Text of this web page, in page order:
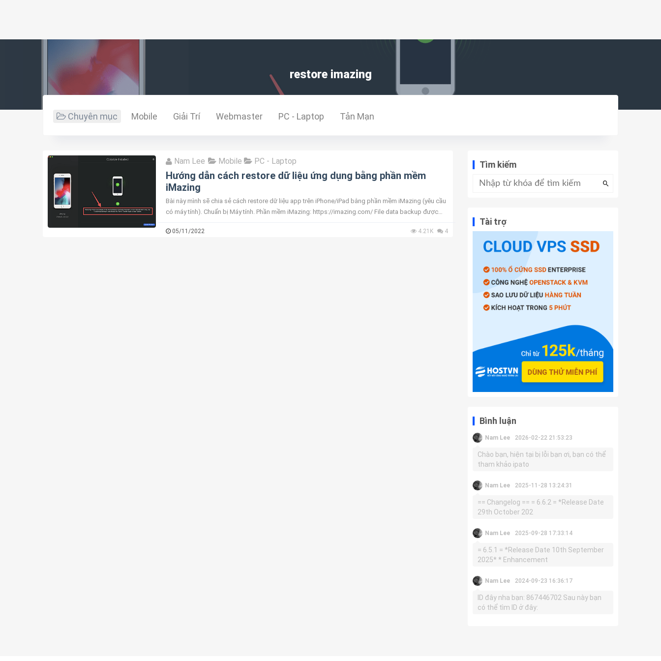
restore imazing
Chuyên mục Mobile Giải Trí Webmaster PC - Laptop Tản Mạn
Nam Lee Mobile PC - Laptop
Hướng dẫn cách restore dữ liệu ứng dụng bằng phần mềm
iMazing
Bài này mình sẽ chia sẻ cách restore dữ liệu app trên iPhone/iPad bằng phần mềm iMazing (yêu cầu
có máy tính). Chuẩn bị Máy tính. Phần mềm iMazing: https://imazing.com/ File data backup được
05/11/2022 4.21K 4
Tìm kiếm
Tài trợ
Bình luận
Nam Lee 2026-02-22 21:53:23
Chào bạn, hiện tại bị lỗi bạn ơi, bạn có thể
tham khảo ipato
Nam Lee 2025-11-28 13:24:31
== Changelog == = 6.6.2 = *Release Date
29th October 202
Nam Lee 2025-09-28 17:33:14
= 6.5.1 = *Release Date 10th September
2025* * Enhancement
Nam Lee 2024-09-23 16:36:17
ID đây nha bạn: 867446702 Sau này bạn
có thể tìm ID ở đây: